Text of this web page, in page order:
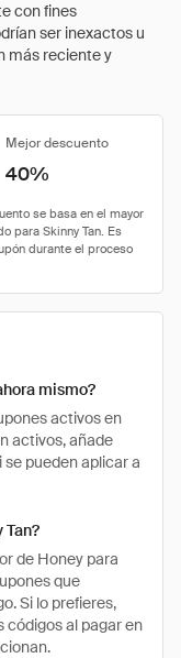
con fines
ser inexactos u
más reciente y
Mejor descuento
40%
mismo?
activos en
activos, añade
pueden aplicar a
Tan?
de Honey para
que
Si lo prefieres,
códigos al pagar en